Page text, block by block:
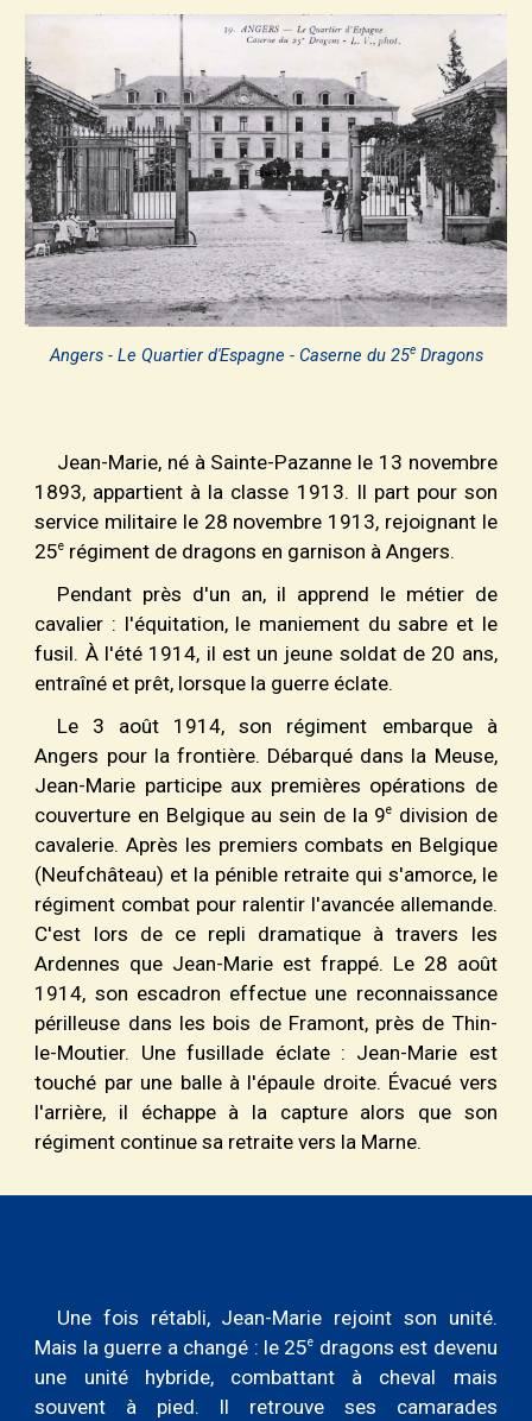
Angers - Le Quartier d'Espagne - Caserne du 25eDragons
Jean-Marie, né à Sainte-Pazanne le 13 novembre
1893, appartient à la classe 1913. Il part pour son
service militaire le 28 novembre 1913, rejoignant le
25e régiment de dragons en garnison à Angers.
Pendant près d'un an, il apprend le métier de
cavalier : l'équitation, le maniement du sabre et le
fusil. À l'été 1914, il est un jeune soldat de 20 ans,
entraîné et prêt, lorsque la guerre éclate.
Le 3 août 1914, son régiment embarque à
Angers pour la frontière. Débarqué dans la Meuse,
Jean-Marie participe aux premières opérations de
couverture en Belgique au sein de la 9e division de
cavalerie. Après les premiers combats en Belgique
(Neufchâteau) et la pénible retraite qui s'amorce, le
régiment combat pour ralentir l'avancée allemande.
C'est lors de ce repli dramatique à travers les
Ardennes que Jean-Marie est frappé. Le 28 août
1914, son escadron effectue une reconnaissance
périlleuse dans les bois de Framont, près de Thin-
le-Moutier. Une fusillade éclate : Jean-Marie est
touché par une balle à l'épaule droite. Évacué vers
l'arrière, il échappe à la capture alors que son
régiment continue sa retraite vers la Marne.
Une fois rétabli, Jean-Marie rejoint son unité.
Mais la guerre a changé : le 25e dragons est devenu
une unité hybride, combattant à cheval mais
souvent à pied. Il retrouve ses camarades